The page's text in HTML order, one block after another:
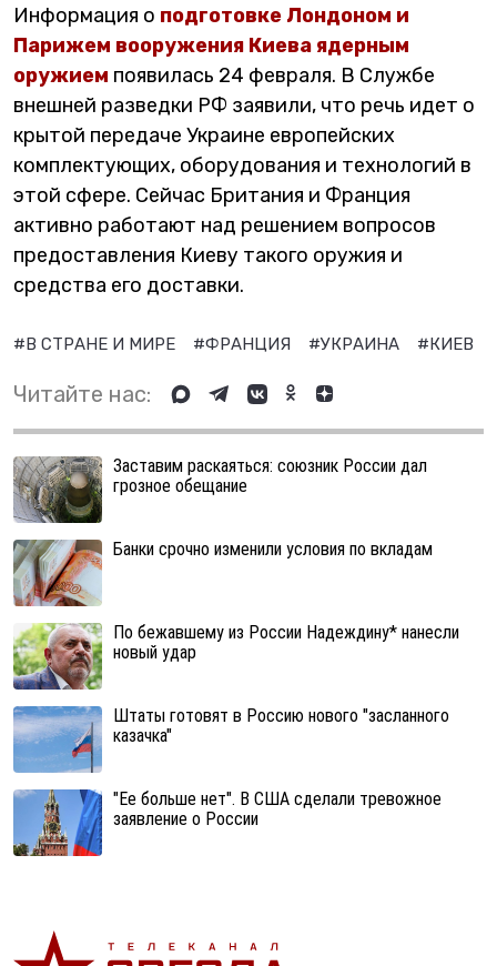
Информация о подготовке Лондоном и
Парижем вооружения Киева ядерным
оружием появилась 24 февраля. В Службе
внешней разведки РФ заявили, что речь идет о
крытой передаче Украине европейских
комплектующих, оборудования и технологий в
этой сфере. Сейчас Британия и Франция
активно работают над решением вопросов
предоставления Киеву такого оружия и
средства его доставки.
#В СТРАНЕ И МИРЕ #ФРАНЦИЯ #УКРАИНА #КИЕВ
Читайте нас:
Заставим раскаяться: союзник России дал
грозное обещание
Банки срочно изменили условия по вкладам
По бежавшему из России Надеждину* нанесли
новый удар
Штаты готовят в Россию нового "засланного
казачка"
"Ее больше нет". В США сделали тревожное
заявление о России